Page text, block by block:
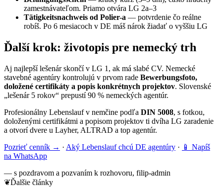
zamestnávateľom. Priamo otvára LG 2a–3
Tätigkeitsnachweis od Polier-a — potvrdenie čo reálne
robíš. Po 6 mesiacoch v DE máš nárok žiadať o vyššiu LG
Ďalší krok: životopis pre nemecký trh
Aj najlepší lešenár skončí v LG 1, ak má slabé CV. Nemecké
stavebné agentúry kontrolujú v prvom rade Bewerbungsfoto,
doložené certifikáty a popis konkrétnych projektov. Slovenské
„lešenár 5 rokov“ prepustí 90 % nemeckých agentúr.
Profesionálny Lebenslauf v nemčine podľa DIN 5008, s fotkou,
doloženými certifikátmi a popisom projektov ti dvíha LG zaradenie
a otvorí dvere u Layher, ALTRAD a top agentúr.
Pozrieť cenník → · Aký Lebenslauf chcú DE agentúry · 📱 Napíš
na WhatsApp
— s pozdravom a pozvaním k rozhovoru, filip-admin
❦Ďalšie články